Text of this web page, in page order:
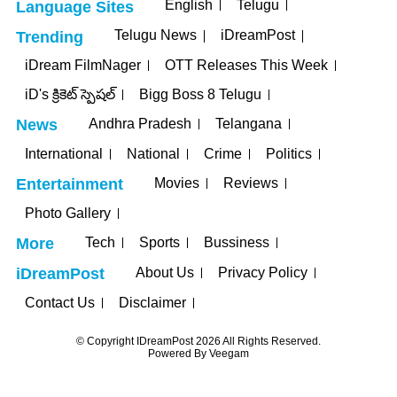
Language Sites English Telugu
Trending Telugu News
iDreamPost
iDream FilmNager
OTT Releases This Week
iD's క్రికెట్ స్పెషల్
Bigg Boss 8 Telugu
News Andhra Pradesh
Telangana
International
National Crime Politics
Entertainment Movies
Reviews
Photo Gallery
More Tech Sports Bussiness
iDreamPost About Us
Privacy Policy
Contact Us
Disclaimer
© Copyright IDreamPost 2026 All Rights Reserved.
Powered By Veegam